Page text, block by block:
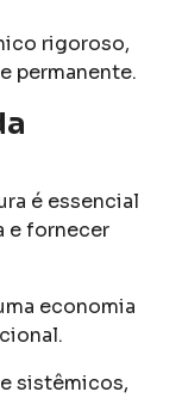
rigoroso,
permanente.
é essencial
e fornecer
economia
sistêmicos,